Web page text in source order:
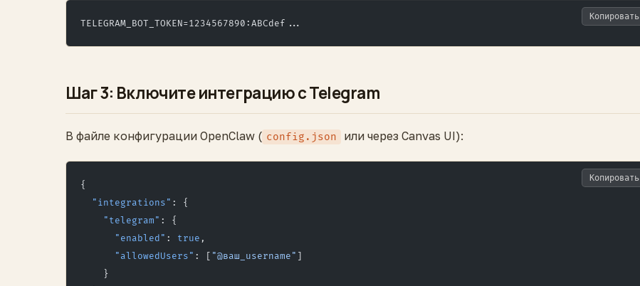
TELEGRAM_BOT_TOKEN=1234567890:ABCdef...
Копировать
Шаг 3: Включите интеграцию с Telegram
В файле конфигурации OpenClaw ( config.json или через Canvas UI):
{
  "integrations"
: {
    "telegram"
: {
      "enabled"
: true ,
      "allowedUsers"
: [ "@ваш_username"
    }
Копировать